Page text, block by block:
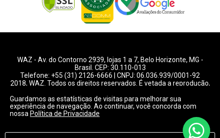
WAZ - Av. do Contorno 2939, lojas 1 a 7, Belo Horizonte, MG -
Brasil. CEP: 30.110-013
Telefone: +55 (31) 2126-6666 | CNPJ: 06.036.939/0001-92
2018, WAZ. Todos os direitos reservados. É vetada a reprodução,
Preços e condições de pagamentos válidos exclusivamente
para compras pelo website.
Guardamos as estatísticas de visitas para melhorar sua
experiência de navegação. Ao continuar, você concorda com
nossa Política de Privacidade